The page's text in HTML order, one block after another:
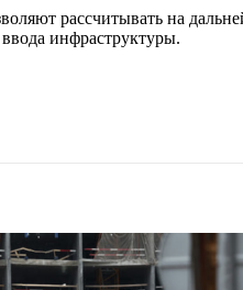
рассчитывать на
инфраструктуры.